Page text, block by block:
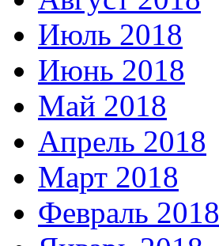
Июль 2018
Июнь 2018
Май 2018
Апрель 2018
Март 2018
Февраль 2018